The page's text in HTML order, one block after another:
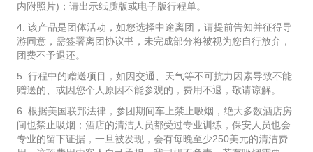
内附照片)；请出示纸质版或电子版行程单。
4. 该产品是团体活动，如您选择中途离团，请提前告知并征得导
游同意，需签署离团协议书，未完成部分将被视为您自行放弃，
团费不予退还。
5. 行程中的赠送项目，如因交通、天气等不可抗力因素导致不能
赠送的、或因您个人原因不能参观的，费用不退，敬请谅解。
6. 根据美国联邦法律，参团期间车上禁止吸烟，绝大多数酒店房
间也禁止吸烟；酒店的清洁人员都受过专业训练，保安人员也会
专业的留下证据，一旦被发现，会有每晚至少250美元的清洁费